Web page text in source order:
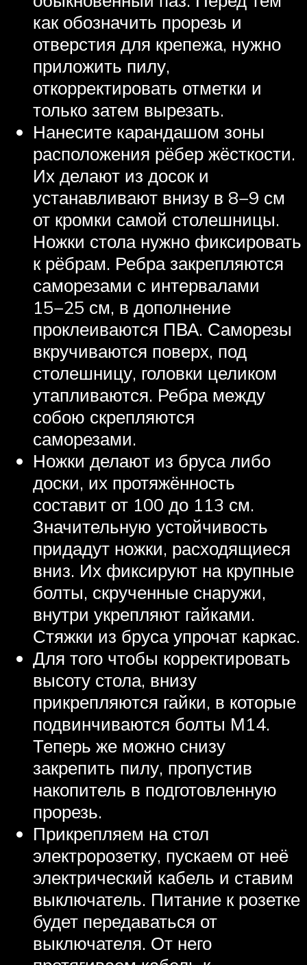
как обозначить прорезь и
отверстия для крепежа, нужно
приложить пилу,
откорректировать отметки и
только затем вырезать.
Нанесите карандашом зоны
расположения рёбер жёсткости.
Их делают из досок и
устанавливают внизу в 8−9 см
от кромки самой столешницы.
Ножки стола нужно фиксировать
к рёбрам. Ребра закрепляются
саморезами с интервалами
15−25 см, в дополнение
проклеиваются ПВА. Саморезы
вкручиваются поверх, под
столешницу, головки целиком
утапливаются. Ребра между
собою скрепляются
саморезами.
Ножки делают из бруса либо
доски, их протяжённость
составит от 100 до 113 см.
Значительную устойчивость
придадут ножки, расходящиеся
вниз. Их фиксируют на крупные
болты, скрученные снаружи,
внутри укрепляют гайками.
Стяжки из бруса упрочат каркас.
Для того чтобы корректировать
высоту стола, внизу
прикрепляются гайки, в которые
подвинчиваются болты М14.
Теперь же можно снизу
закрепить пилу, пропустив
накопитель в подготовленную
прорезь.
Прикрепляем на стол
электророзетку, пускаем от неё
электрический кабель и ставим
выключатель. Питание к розетке
будет передаваться от
выключателя. От него